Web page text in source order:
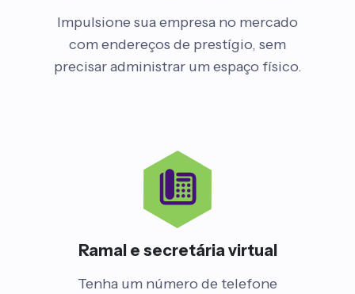
Impulsione sua empresa no mercado
com endereços de prestígio, sem
precisar administrar um espaço físico.
Ramal e secretária virtual
Tenha um número de telefone